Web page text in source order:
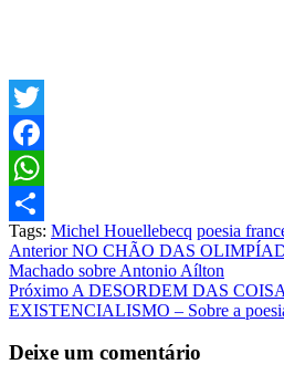
Twitter
Facebook
WhatsApp
Share
Tags: Michel Houellebecq poesia
Post
navigation
AnteriorNO CHÃO DAS
Machado sobre Antonio Aílton
Próximo A DESORDEM DAS
EXISTENCIALISMO – Sobre a
Deixe um comentário